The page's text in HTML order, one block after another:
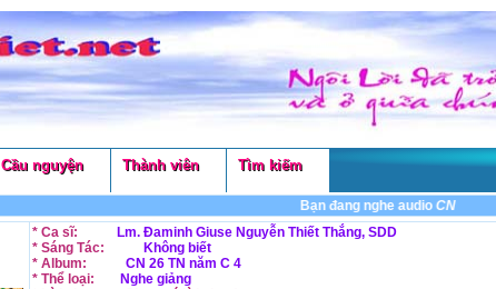
Cầu nguyện Thành viên Tìm kiếm
Bạn đang nghe audioCN 26 TN
* Ca sĩ:
Lm. Đaminh Giuse Nguyễn Thiết Thắng, SDD
* Sáng Tác:
Không biết
* Album:
CN 26 TN năm C 4
* Thể loại:
Nghe giảng